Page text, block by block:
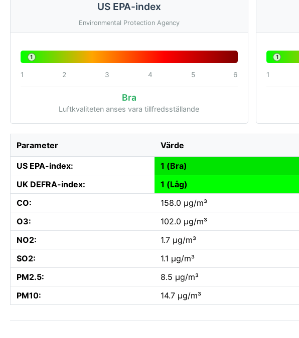
US EPA-index
Environmental Protection Agency
1
1 2 3 4 5 6
Bra
Luftkvaliteten anses vara tillfredsställande
1
1
Parameter Värde
US EPA-index:
1 (Bra)
UK DEFRA-index:
1 (Låg)
CO:
158.0 µg/m³
O3:
102.0 µg/m³
NO2:
1.7 µg/m³
SO2:
1.1 µg/m³
PM2.5:
8.5 µg/m³
PM10:
14.7 µg/m³